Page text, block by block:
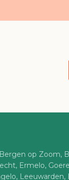
op Zoom,
Ermelo,
Leeuwarden,